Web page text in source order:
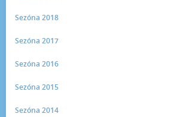
Sezóna 2018
Sezóna 2017
Sezóna 2016
Sezóna 2015
Sezóna 2014